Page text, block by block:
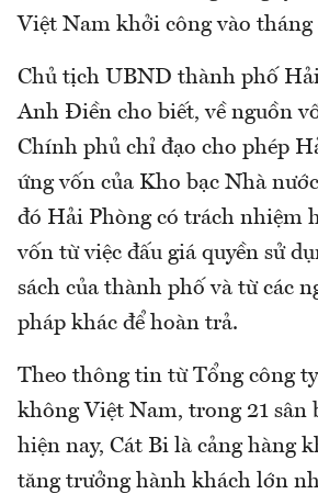
Việt Nam khởi công vào tháng
Chủ tịch UBND thành phố
Anh Điền cho biết, về nguồn
Chính phủ chỉ đạo cho phép
ứng vốn của Kho bạc Nhà
đó Hải Phòng có trách nhiệm
vốn từ việc đấu giá quyền sử
sách của thành phố và từ các
pháp khác để hoàn trả.
Theo thông tin từ Tổng công
không Việt Nam, trong 21 sân
hiện nay, Cát Bi là cảng hàng
tăng trưởng hành khách lớn